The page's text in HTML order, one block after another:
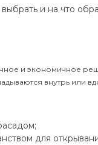
и на что
и экономичное
внутрь или
для